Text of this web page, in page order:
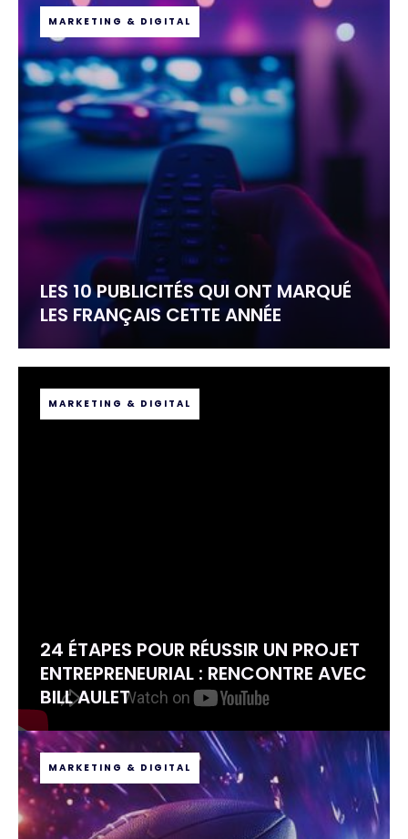
MARKETING & DIGITAL
LES 10 PUBLICITÉS QUI ONT MARQUÉ
LES FRANÇAIS CETTE ANNÉE
MARKETING & DIGITAL
24 ÉTAPES POUR RÉUSSIR UN PROJET
ENTREPRENEURIAL : RENCONTRE AVEC
BILL AULET
MARKETING & DIGITAL